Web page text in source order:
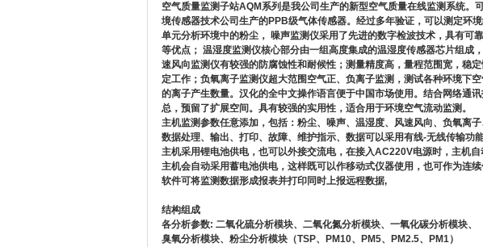
空气质量监测子站AQM系列是我公司生产的新型空气质量在线监测系统。
境传感器技术公司生产的PPB级气体传感器。经过多年验证，可以测定环
单元分析环境中的粉尘， 噪声监测仪采用了先进的数字检波技术，具有可
等优点； 温湿度监测仪核心部分由一组高度集成的温湿度传感器芯片组成
速风向监测仪有较强的防腐蚀性和耐候性；测量精度高，量程范围宽，稳
定工作；负氧离子监测仪超大范围空气正、负离子监测，测试各种环境下
的离子产生数量。汉化的全中文操作语言便于中国市场使用。结合网络通
总，预留了扩展空间。具有较强的实用性，适合用于环境空气流动监测。
主机监测参数任意添加，包括：粉尘、噪声、温湿度、风速风向、负氧离
数据处理、输出、打印、故障、维护指示、数据可以采用有线-无线传输功能
主机采用锂电池供电，也可以外接交流电，在接入AC220V电源时，主机
主机会自动采用蓄电池供电，这样既可以作移动式仪器使用，也可作为连
软件可将监测数据形成报表并打印同时上报远程数据,
结构组成
各分析参数: 二氧化硫分析模块、二氧化氮分析模块、一氧化碳分析模块、
臭氧分析模块、粉尘分析模块（TSP、PM10、PM5、PM2.5、PM1）